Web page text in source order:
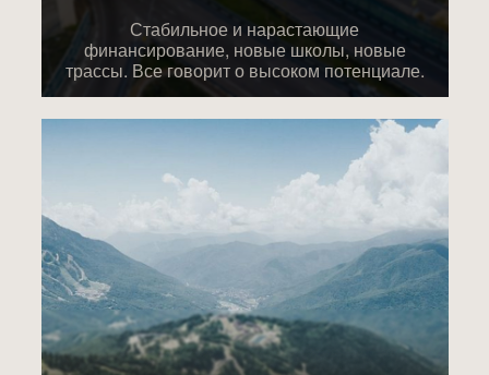
Стабильное и нарастающие
финансирование, новые школы, новые
трассы. Все говорит о высоком потенциале.